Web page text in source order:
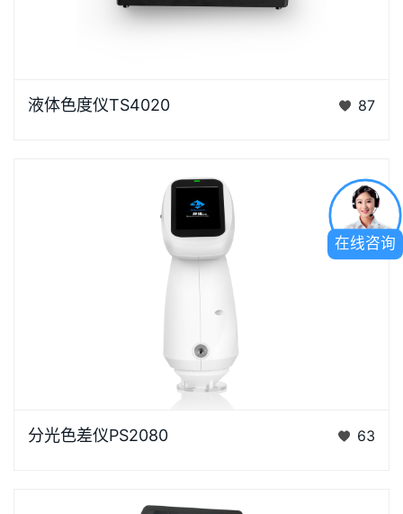
体色度测量设计的高精度色彩分析利器。采用D/0光学
液体色度仪TS4020 87
系列的昵称，“胖妞&rdq…
分光色差仪PS2080 63
在线咨询